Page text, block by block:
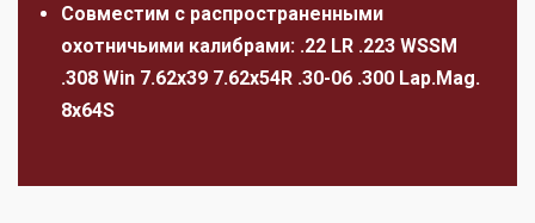
Совместим с распространенными
охотничьими калибрами: .22 LR .223 WSSM
.308 Win 7.62x39 7.62x54R .30-06 .300 Lap.Mag.
8x64S